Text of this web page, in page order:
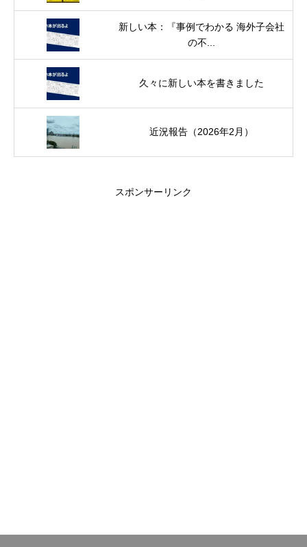
新しい本：『事例でわかる 海外子会社
の不...
久々に新しい本を書きました
近況報告（2026年2月）
スポンサーリンク